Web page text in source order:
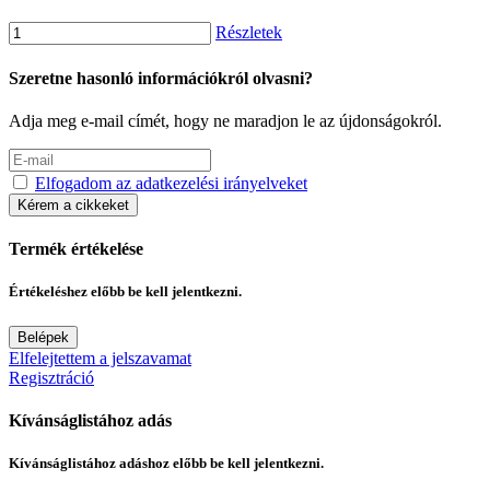
Részletek
Szeretne hasonló információkról olvasni?
Adja meg e-mail címét, hogy ne maradjon le az újdonságokról.
Elfogadom az adatkezelési irányelveket
Kérem a cikkeket
Termék értékelése
Értékeléshez előbb be kell jelentkezni.
Belépek
Elfelejtettem a jelszavamat
Regisztráció
Kívánságlistához adás
Kívánságlistához adáshoz előbb be kell jelentkezni.